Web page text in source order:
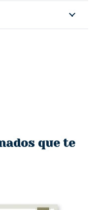
que te